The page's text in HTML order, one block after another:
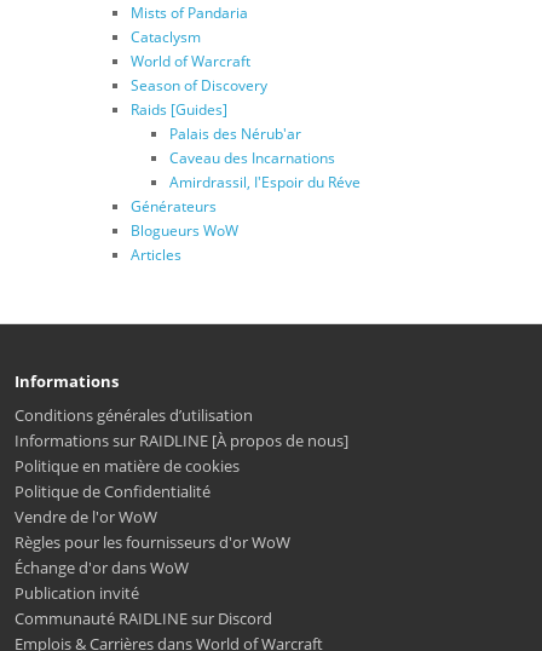
Mists of Pandaria
Cataclysm
World of Warcraft
Season of Discovery
Raids [Guides]
Palais des Nérub'ar
Caveau des Incarnations
Amirdrassil, I'Espoir du Réve
Générateurs
Blogueurs WoW
Articles
Informations
Conditions générales d’utilisation
Informations sur RAIDLINE [À propos de nous]
Politique en matière de cookies
Politique de Confidentialité
Vendre de l'or WoW
Règles pour les fournisseurs d'or WoW
Échange d'or dans WoW
Publication invité
Communauté RAIDLINE sur Discord
Emplois & Carrières dans World of Warcraft